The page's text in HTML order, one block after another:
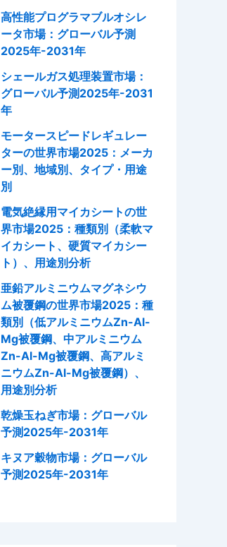
高性能プログラマブルオシレ
ータ市場：グローバル予測
2025年-2031年
シェールガス処理装置市場：
グローバル予測2025年-2031
年
モータースピードレギュレー
ターの世界市場2025：メーカ
ー別、地域別、タイプ・用途
別
電気絶縁用マイカシートの世
界市場2025：種類別（柔軟マ
イカシート、硬質マイカシー
ト）、用途別分析
亜鉛アルミニウムマグネシウ
ム被覆鋼の世界市場2025：種
類別（低アルミニウムZn-Al-
Mg被覆鋼、中アルミニウム
Zn-Al-Mg被覆鋼、高アルミ
ニウムZn-Al-Mg被覆鋼）、
用途別分析
乾燥玉ねぎ市場：グローバル
予測2025年-2031年
キヌア穀物市場：グローバル
予測2025年-2031年